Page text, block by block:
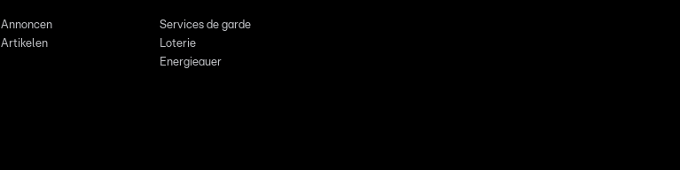
Annoncen
Artikelen
Services de garde
Loterie
Energieauer